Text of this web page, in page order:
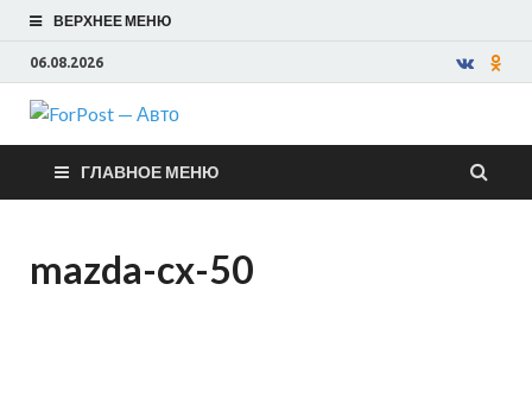
ВЕРХНЕЕ МЕНЮ
06.08.2026
ForPost —
Авто
ГЛАВНОЕ МЕНЮ
mazda-cx-50